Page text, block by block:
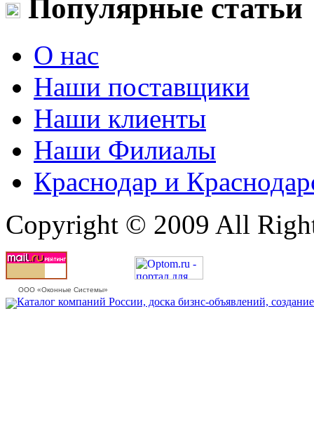
Популярные статьи
О нас
Наши поставщики
Наши клиенты
Наши Филиалы
Краснодар и
Copyright © 2009 All
ООО «Оконные Системы»